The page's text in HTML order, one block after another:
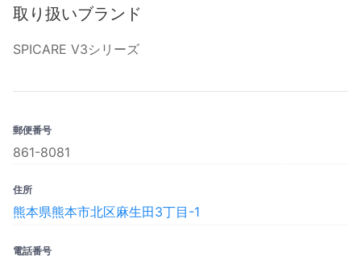
取り扱いブランド
SPICARE V3シリーズ
郵便番号
861-8081
住所
熊本県熊本市北区麻生田3丁目-1
電話番号